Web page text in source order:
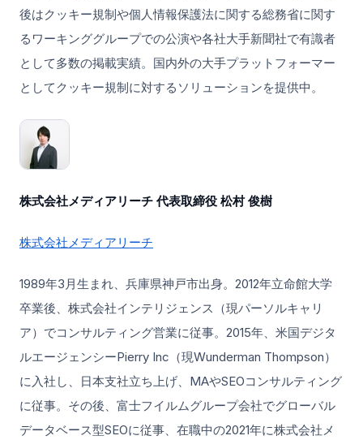
後はクッキー規制や個人情報保護法に関する総務省に関す
るワーキンググループでの公演や各社大手新聞社で有識者
として多数の掲載実績。国内外の大手プラットフォーマー
としてクッキー規制に対するソリューションを提供中。
株式会社メディアリーチ 代表取締役 松村 俊樹
株式会社メディアリーチ
1989年3月生まれ、兵庫県神戸市出身。2012年立命館大学
卒業後、株式会社インテリジェンス（現パーソルキャリ
ア）でコンサルティング営業に従事。2015年、米国デジタ
ルエージェンシーPierry Inc（現Wunderman Thompson）
に入社し、日本支社立ち上げ、MAやSEOコンサルティング
に従事。その後、富士フイルムグループ会社でグローバル
データベース型SEOに従事、在職中の2021年に株式会社メ